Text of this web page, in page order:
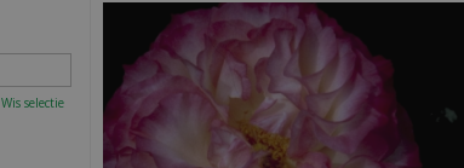
Wis selectie